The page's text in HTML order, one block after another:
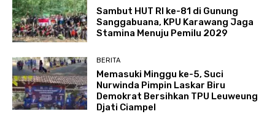
Sambut HUT RI ke-81 di Gunung
Sanggabuana, KPU Karawang Jaga
Stamina Menuju Pemilu 2029
BERITA
Memasuki Minggu ke-5, Suci
Nurwinda Pimpin Laskar Biru
Demokrat Bersihkan TPU Leuweung
Djati Ciampel